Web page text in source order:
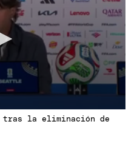
tras la eliminación de